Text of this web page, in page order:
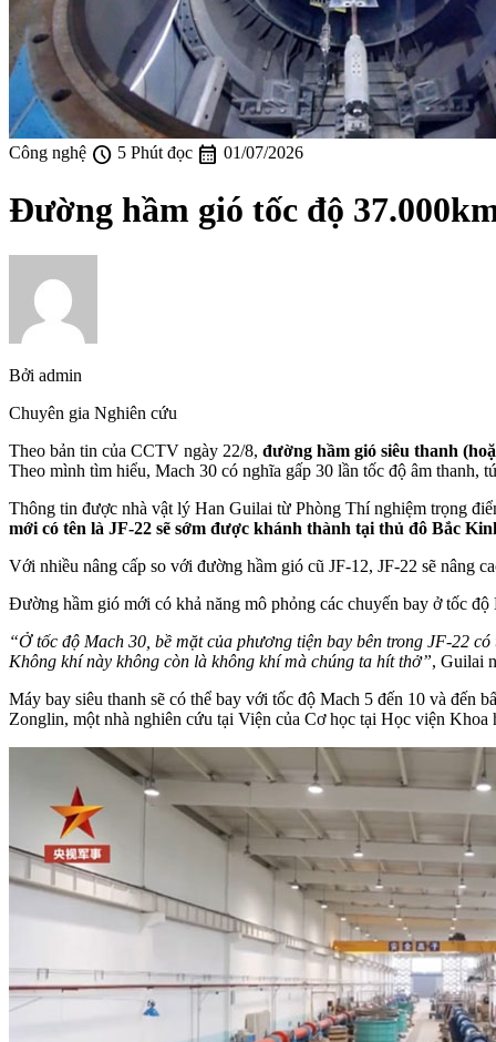
Công nghệ schedule 5 Phút đọc calendar_month 01/07/2026
Đường hầm gió tốc độ
Bởi admin
Chuyên gia Nghiên cứu
Theo bản tin của CCTV ngày 22/8, đường hầm gió siêu thanh
Theo mình tìm hiểu, Mach 30 có nghĩa gấp 30 lần tốc độ âm thanh,
Thông tin được nhà vật lý Han Guilai từ Phòng Thí nghiệm trọng
mới có tên là JF-22 sẽ sớm được khánh thành tại thủ đô Bắc
Với nhiều nâng cấp so với đường hầm gió cũ JF-12, JF-22 sẽ nâng
Đường hầm gió mới có khả năng mô phỏng các chuyến bay ở tốc
“Ở tốc độ Mach 30, bề mặt của phương tiện bay bên trong JF-22
Không khí này không còn là không khí mà chúng ta hít thở”, Guilai
Máy bay siêu thanh sẽ có thể bay với tốc độ Mach 5 đến 10 và đến
Zonglin, một nhà nghiên cứu tại Viện của Cơ học tại Học viện